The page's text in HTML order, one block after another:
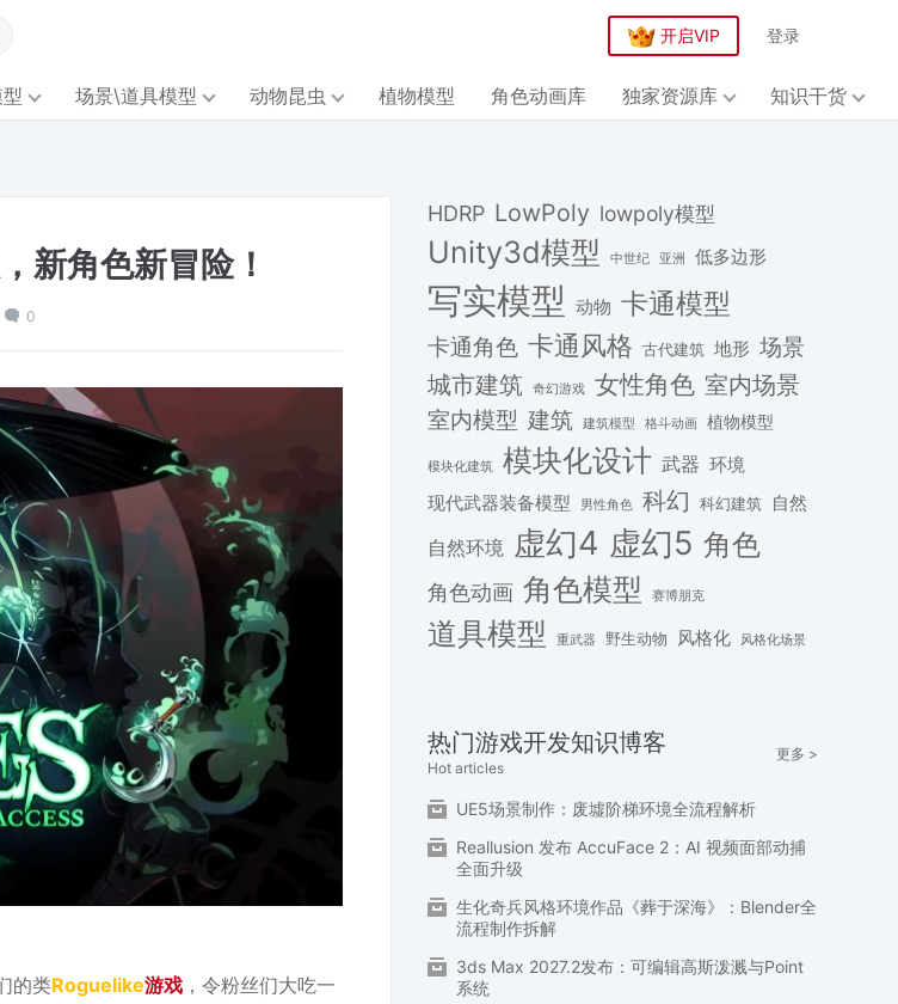
开启VIP 登录
场景\道具模型 动物昆虫 植物模型 角色动画库 独家资源库 知识干货
新角色新冒险！
0
的类Roguelike游戏 ，令粉丝们大吃一
HDRP LowPoly lowpoly模型
Unity3d模型 中世纪 亚洲 低多边形
写实模型 动物 卡通模型
卡通角色 卡通风格 古代建筑 地形 场景
城市建筑
奇幻游戏 女性角色 室内场景
室内模型 建筑 建筑模型 格斗动画 植物模型
模块化建筑 模块化设计 武器 环境
现代武器装备模型
男性角色 科幻 科幻建筑 自然
自然环境 虚幻4 虚幻5 角色
角色动画 角色模型 赛博朋克
道具模型 重武器 野生动物 风格化 风格化场景
热门游戏开发知识博客
Hot articles
更多 >
UE5场景制作：废墟阶梯环境全流程解析
Reallusion 发布 AccuFace 2：AI 视频面部动捕
全面升级
生化奇兵风格环境作品《葬于深海》：Blender全
流程制作拆解
3ds Max 2027.2发布：可编辑高斯泼溅与Point
系统